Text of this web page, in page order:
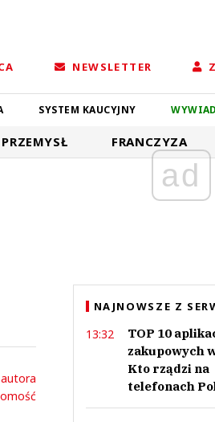
NEWSLETTER
SYSTEM KAUCYJNY
PRZEMYSŁ FRANCZYZA
ad
NAJNOWSZE Z
13:32
TOP 10
zakupowych
Kto rządzi na
telefonach